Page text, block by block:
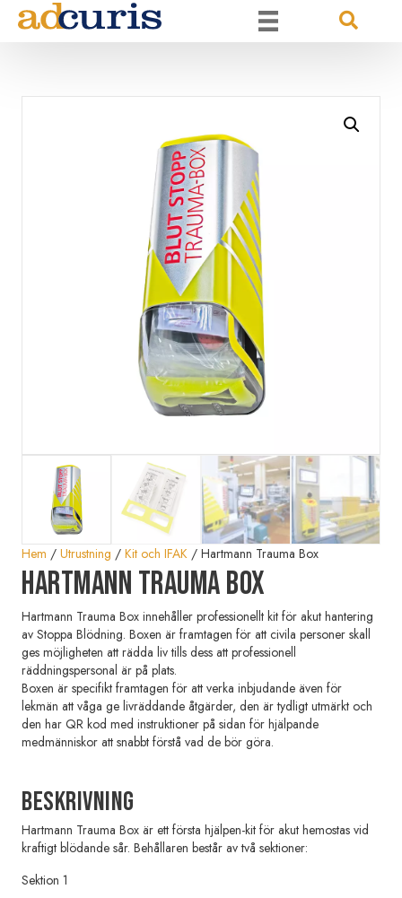
Hem / Utrustning / Kit och IFAK / Hartmann Trauma Box
Hartmann Trauma Box
Hartmann Trauma Box innehåller professionellt kit för akut hantering
av Stoppa Blödning. Boxen är framtagen för att civila personer skall
ges möjligheten att rädda liv tills dess att professionell
räddningspersonal är på plats.
Boxen är specifikt framtagen för att verka inbjudande även för
lekmän att våga ge livräddande åtgärder, den är tydligt utmärkt och
den har QR kod med instruktioner på sidan för hjälpande
medmänniskor att snabbt förstå vad de bör göra.
Beskrivning
Hartmann Trauma Box är ett första hjälpen-kit för akut hemostas vid
kraftigt blödande sår. Behållaren består av två sektioner:
Sektion 1